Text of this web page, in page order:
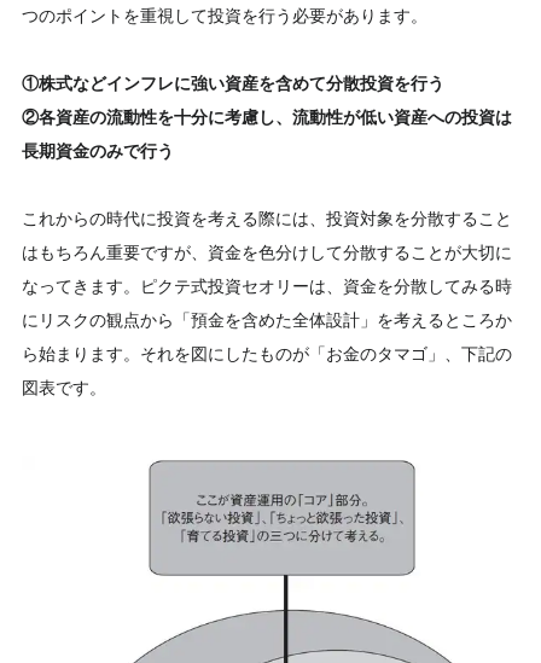
つのポイントを重視して投資を行う必要があります。
①株式などインフレに強い資産を含めて分散投資を行う
②各資産の流動性を十分に考慮し、流動性が低い資産への投資は
長期資金のみで行う
これからの時代に投資を考える際には、投資対象を分散すること
はもちろん重要ですが、資金を色分けして分散することが大切に
なってきます。ピクテ式投資セオリーは、資金を分散してみる時
にリスクの観点から「預金を含めた全体設計」を考えるところか
ら始まります。それを図にしたものが「お金のタマゴ」、下記の
図表です。